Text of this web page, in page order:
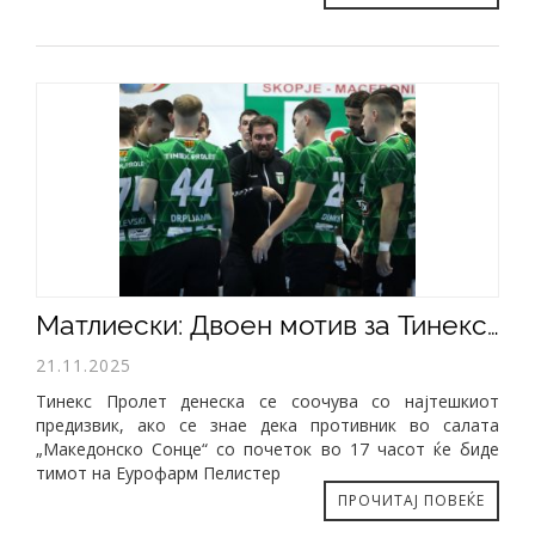
Матлиески: Двоен мотив за Тинекс Пролет на дуелот со шампионот
21.11.2025
Тинекс Пролет денеска се соочува со најтешкиот
предизвик, ако се знае дека противник во салата
„Македонско Сонце“ со почеток во 17 часот ќе биде
тимот на Еурофарм Пелистер
ПРОЧИТАЈ ПОВЕЌЕ